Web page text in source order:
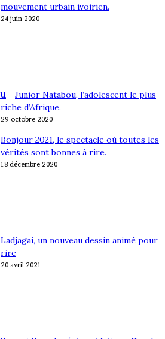
mouvement urbain ivoirien.
24 juin 2020
Junior Natabou, l’adolescent le plus
riche d’Afrique.
29 octobre 2020
Bonjour 2021, le spectacle où toutes les
vérités sont bonnes à rire.
18 décembre 2020
Ladjagai, un nouveau dessin animé pour
rire
20 avril 2021